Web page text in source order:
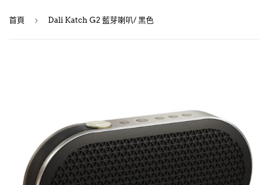
首頁 › Dali Katch G2 藍芽喇叭/ 黑色